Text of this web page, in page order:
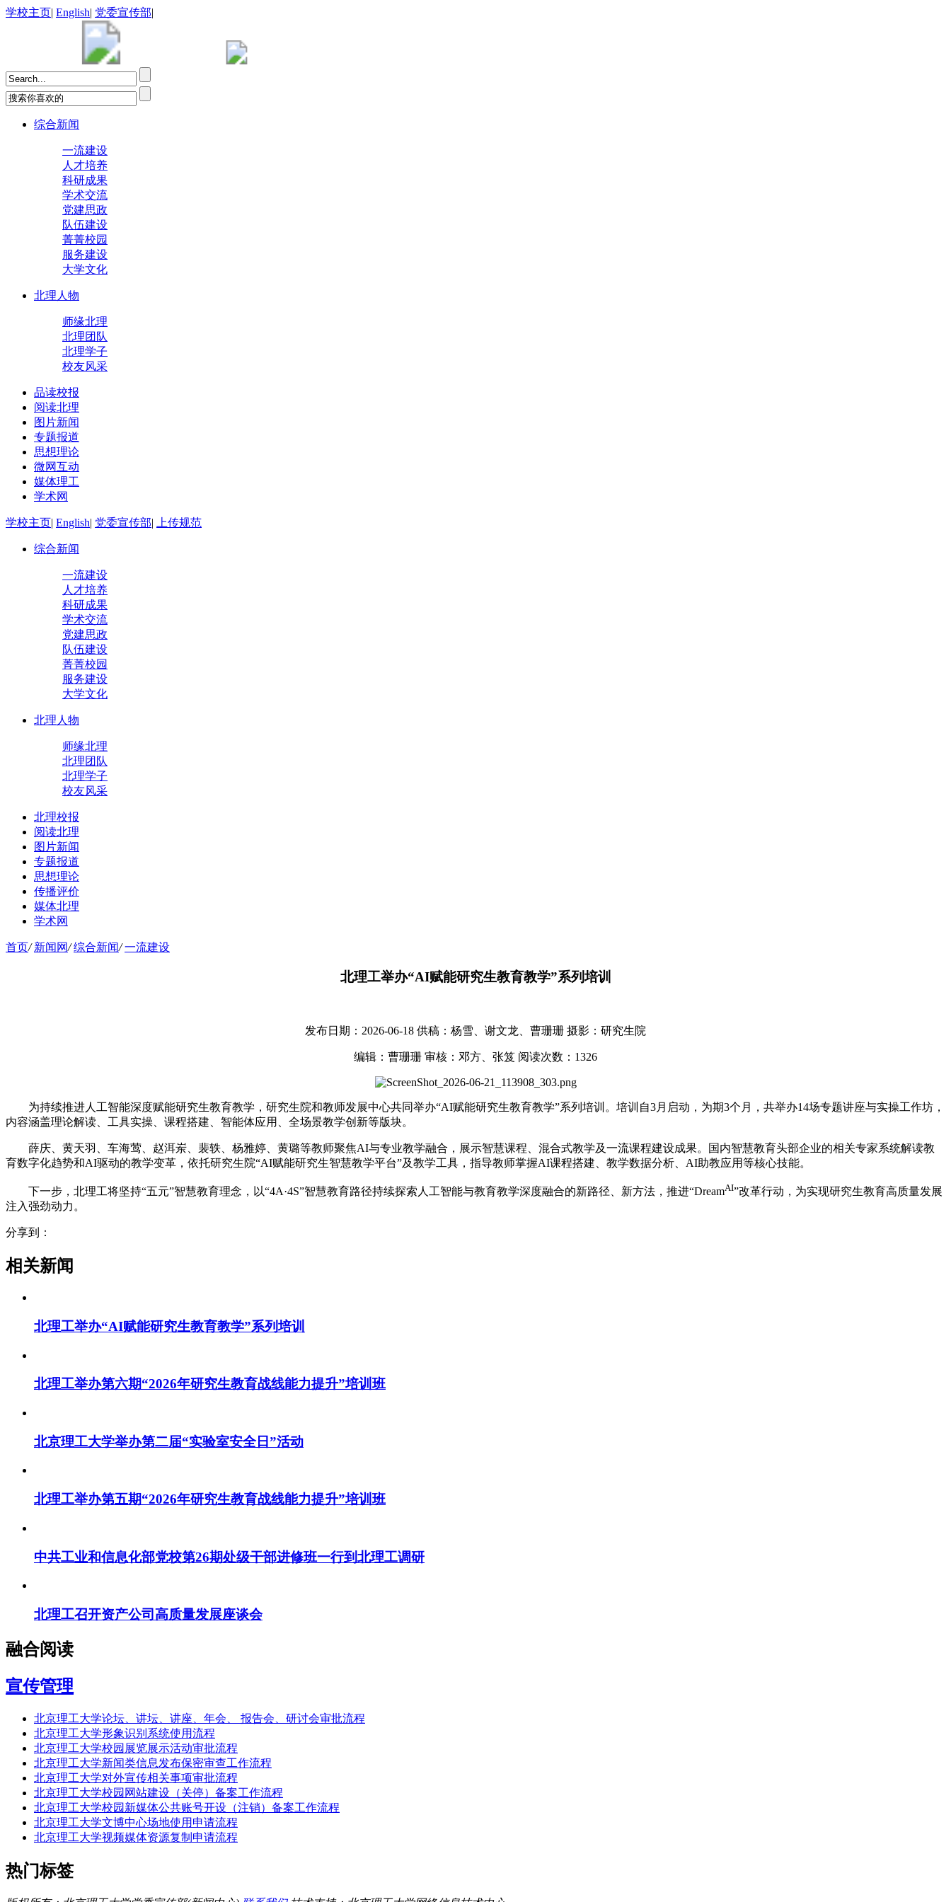
学校主页| English| 党委宣传部|
综合新闻
一流建设
人才培养
科研成果
学术交流
党建思政
队伍建设
菁菁校园
服务建设
大学文化
北理人物
师缘北理
北理团队
北理学子
校友风采
品读校报
阅读北理
图片新闻
专题报道
思想理论
微网互动
媒体理工
学术网
学校主页| English| 党委宣传部| 上传规范
综合新闻
一流建设
人才培养
科研成果
学术交流
党建思政
队伍建设
菁菁校园
服务建设
大学文化
北理人物
师缘北理
北理团队
北理学子
校友风采
北理校报
阅读北理
图片新闻
专题报道
思想理论
传播评价
媒体北理
学术网
首页/ 新闻网/ 综合新闻/ 一流建设
北理工举办“AI赋能研究生教育教学”系列培训
发布日期：2026-06-18 供稿：杨雪、谢文龙、曹珊珊 摄影：研究生院
编辑：曹珊珊 审核：邓方、张笈 阅读次数： 1326
为持续推进人工智能深度赋能研究生教育教学， 研究生院和教师发展中心共同举办“AI赋能研究生教育教学”系列培训。培训自3月启动，为期3个月，共举办14场专题讲座与实操工作坊，
内容涵盖理论解读、工具实操、课程搭建、智能体应用、全场景教学创新等版块。
薛庆、黄天羽、车海莺、赵洱岽、裴轶、杨雅婷、黄璐等教师聚焦AI与专业教学融合，展示智慧课程、混合式教学及一流课程建设成果。国内智慧教育头部企业的相关专家系统解读教
育数字化趋势和AI驱动的教学变革，依托研究生院“AI赋能研究生智慧教学平台”及教学工具，指导教师掌握AI课程搭建、教学数据分析、AI助教应用等核心技能。
下一步，北理工将坚持“五元”智慧教育理念，以“4A·4S”智慧教育路径持续探索人工智能与教育教学深度融合的新路径、新方法，推进“DreamAI”改革行动，为实现研究生教育高质量发展
注入强劲动力。
分享到：
相关新闻
北理工举办“AI赋能研究生教育教学”系列培训
北理工举办第六期“2026年研究生教育战线能力提升”培训班
北京理工大学举办第二届“实验室安全日”活动
北理工举办第五期“2026年研究生教育战线能力提升”培训班
中共工业和信息化部党校第26期处级干部进修班一行到北理工调研
北理工召开资产公司高质量发展座谈会
融合阅读
宣传管理
北京理工大学论坛、讲坛、讲座、年会、 报告会、研讨会审批流程
北京理工大学形象识别系统使用流程
北京理工大学校园展览展示活动审批流程
北京理工大学新闻类信息发布保密审查工作流程
北京理工大学对外宣传相关事项审批流程
北京理工大学校园网站建设（关停）备案工作流程
北京理工大学校园新媒体公共账号开设（注销）备案工作流程
北京理工大学文博中心场地使用申请流程
北京理工大学视频媒体资源复制申请流程
热门标签